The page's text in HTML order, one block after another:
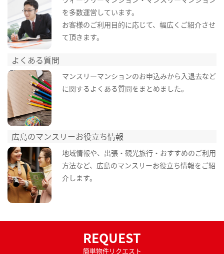
を多数運営しています。
お客様のご利用目的に応じて、幅広くご紹介させ
て頂きます。
よくある質問
マンスリーマンションのお申込みから入退去など
に関するよくある質問をまとめました。
広島のマンスリーお役立ち情報
地域情報や、出張・観光旅行・おすすめのご利用
方法など、広島のマンスリーお役立ち情報をご紹
介します。
REQUEST
簡単物件リクエスト